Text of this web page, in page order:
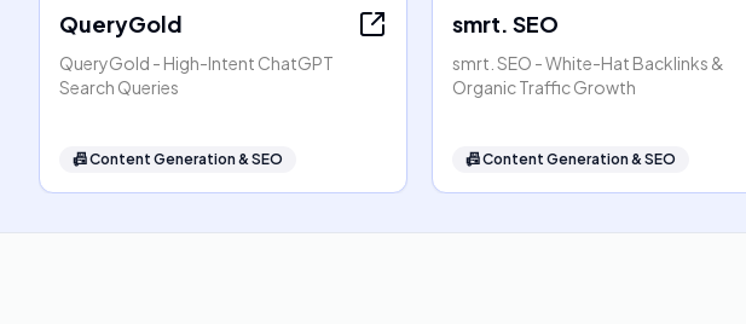
QueryGold
QueryGold - High-Intent ChatGPT
Search Queries
📠Content Generation & SEO
smrt. SEO
smrt. SEO - White-Hat Backlinks &
Organic Traffic Growth
📠Content Generation & SEO